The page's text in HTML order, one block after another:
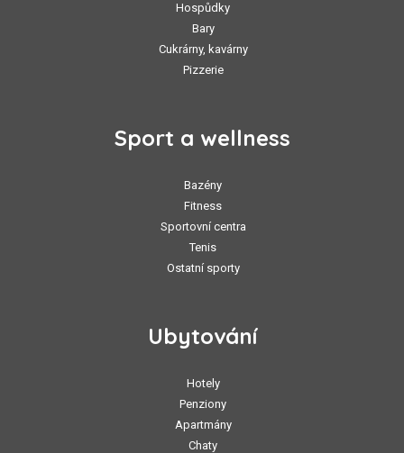
Hospůdky
Bary
Cukrárny, kavárny
Pizzerie
Sport a wellness
Bazény
Fitness
Sportovní centra
Tenis
Ostatní sporty
Ubytování
Hotely
Penziony
Apartmány
Chaty